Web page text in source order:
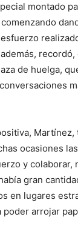
montado
recordó,
de huelga,
Martínez,
ocasiones
y colaborar,
gran
en lugares
poder arrojar